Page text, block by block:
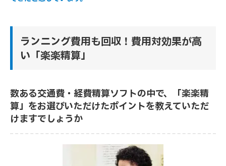
ランニング費用も回収！費用対効果が高
い「楽楽精算」
数ある交通費・経費精算ソフトの中で、「楽楽精
算」をお選びいただけたポイントを教えていただ
けますでしょうか